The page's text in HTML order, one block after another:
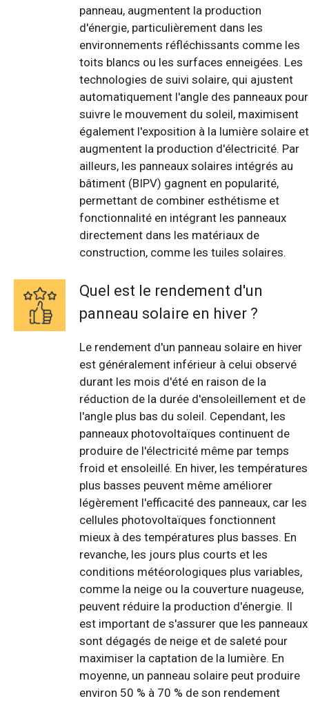
panneau, augmentent la production
d'énergie, particulièrement dans les
environnements réfléchissants comme les
toits blancs ou les surfaces enneigées. Les
technologies de suivi solaire, qui ajustent
automatiquement l'angle des panneaux pour
suivre le mouvement du soleil, maximisent
également l'exposition à la lumière solaire et
augmentent la production d'électricité. Par
ailleurs, les panneaux solaires intégrés au
bâtiment (BIPV) gagnent en popularité,
permettant de combiner esthétisme et
fonctionnalité en intégrant les panneaux
directement dans les matériaux de
construction, comme les tuiles solaires.
Quel est le rendement d'un
panneau solaire en hiver ?
Le rendement d'un panneau solaire en hiver
est généralement inférieur à celui observé
durant les mois d'été en raison de la
réduction de la durée d'ensoleillement et de
l'angle plus bas du soleil. Cependant, les
panneaux photovoltaïques continuent de
produire de l'électricité même par temps
froid et ensoleillé. En hiver, les températures
plus basses peuvent même améliorer
légèrement l'efficacité des panneaux, car les
cellules photovoltaïques fonctionnent
mieux à des températures plus basses. En
revanche, les jours plus courts et les
conditions météorologiques plus variables,
comme la neige ou la couverture nuageuse,
peuvent réduire la production d'énergie. Il
est important de s'assurer que les panneaux
sont dégagés de neige et de saleté pour
maximiser la captation de la lumière. En
moyenne, un panneau solaire peut produire
environ 50 % à 70 % de son rendement